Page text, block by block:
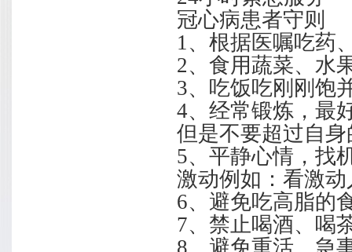
冠心病患者守则
1、根据医嘱吃药
2、食用蔬菜、水
3、吃饭吃刚刚饱
4、经常锻炼，最
但是不要超过自
5、平静心情，找
激动例如：看激
6、避免吃高脂的
7、禁止喝酒、喝
8、避免重活、急